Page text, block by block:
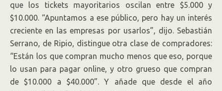
que los tickets mayoritarios oscilan entre $5.000 y
$10.000. “Apuntamos a ese público, pero hay un interés
creciente en las empresas por usarlos”, dijo. Sebastián
Serrano, de Ripio, distingue otra clase de compradores:
“Están los que compran mucho menos que eso, porque
lo usan para pagar online, y otro grueso que compran
de $10.000 a $40.000”. Y añade que desde el año